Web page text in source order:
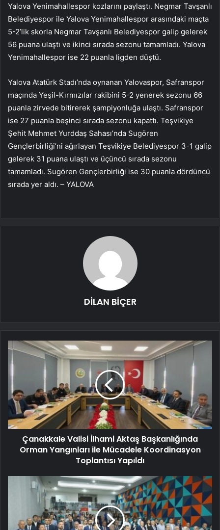
Yalova Yenimahallespor kozlarını paylaştı. Negmar Tavşanlı
Belediyespor ile Yalova Yenimahallespor arasındaki maçta
5-2’lik skorla Negmar Tavşanlı Belediyespor galip gelerek
56 puana ulaştı ve ikinci sırada sezonu tamamladı. Yalova
Yenimahallespor ise 22 puanla ligden düştü.
Yalova Atatürk Stadı’nda oynanan Yalovaspor, Safranspor
maçında Yeşil-Kırmızılar rakibini 5-2 yenerek sezonu 66
puanla zirvede bitirerek şampiyonluğa ulaştı. Safranspor
ise 27 puanla beşinci sırada sezonu kapattı. Teşvikiye
Şehit Mehmet Yurddaş Sahası’nda Sugören
Gençlerbirliği’ni ağırlayan Teşvikiye Belediyespor 3-1 galip
gelerek 31 puana ulaştı ve üçüncü sırada sezonu
tamamladı. Sugören Gençlerbirliği ise 30 puanla dördüncü
sırada yer aldı. – YALOVA
DİLAN BİÇER
Çanakkale Valisi İlhami Aktaş Başkanlığında
Orman Yangınları ile Mücadele Koordinasyon
Toplantısı Yapıldı